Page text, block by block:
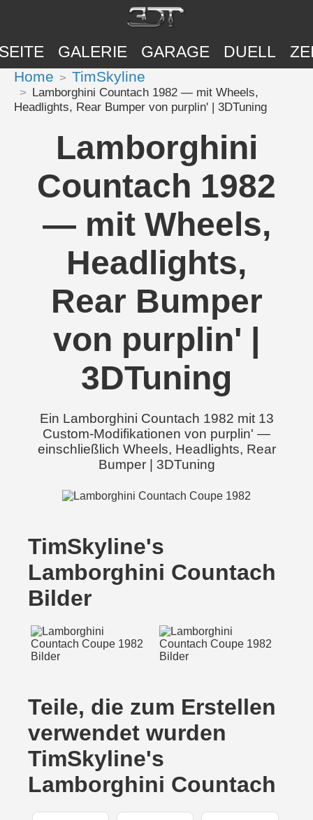
GALERIE GARAGE DUELL
Home TimSkyline
Lamborghini Countach 1982 — mit Wheels,
Headlights, Rear Bumper von purplin' | 3DTuning
Lamborghini
Countach 1982
— mit Wheels,
Headlights,
Rear Bumper
von purplin' |
3DTuning
Ein Lamborghini Countach 1982 mit 13
Custom-Modifikationen von purplin' —
einschließlich Wheels, Headlights, Rear
Bumper | 3DTuning
TimSkyline's
Lamborghini Countach
Bilder
Teile, die zum Erstellen
verwendet wurden
TimSkyline's
Lamborghini Countach